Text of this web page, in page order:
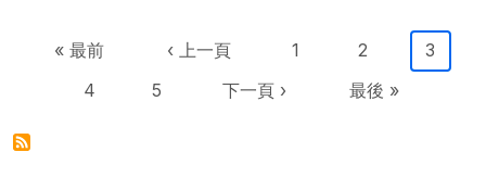
Pagination
First page
« 最前 Previous page
‹ 上一頁 Page
1 Page
2 目前頁
3
Page
4 Page
5 下一頁
下一頁 › Last page
最後 »